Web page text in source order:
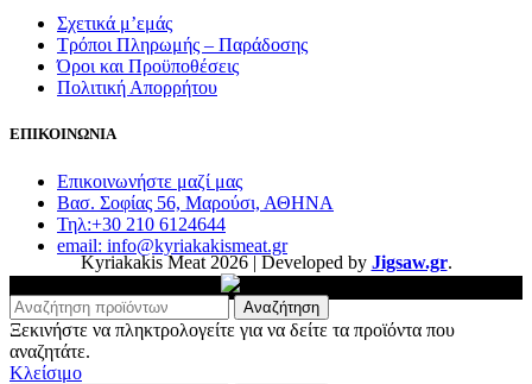
Σχετικά μ’εμάς
Τρόποι Πληρωμής – Παράδοσης
Όροι και Προϋποθέσεις
Πολιτική Απορρήτου
ΕΠΙΚΟΙΝΩΝΙΑ
Επικοινωνήστε μαζί μας
Βασ. Σοφίας 56, Μαρούσι, ΑΘΗΝΑ
Τηλ:+30 210 6124644
email: info@kyriakakismeat.gr
Kyriakakis Meat 2026 | Developed by Jigsaw.gr.
Αναζήτηση
Ξεκινήστε να πληκτρολογείτε για να δείτε τα προϊόντα που
αναζητάτε.
Κλείσιμο